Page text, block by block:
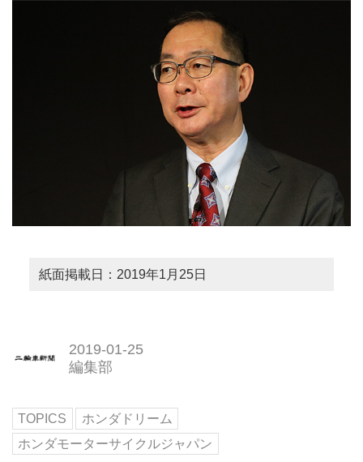
紙面掲載日：2019年1月25日
2019-01-25
編集部
TOPICS
ホンダドリーム
ホンダモーターサイクルジャパン